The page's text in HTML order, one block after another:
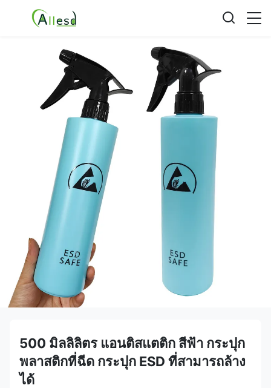
500 มิลลิลิตร แอนติสแตติก สีฟ้า กระปุก
พลาสติกที่ฉีด กระปุก ESD ที่สามารถล้าง
ได้